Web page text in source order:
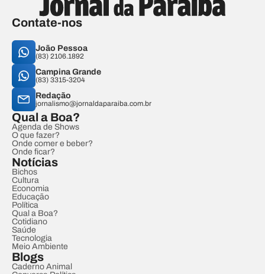
Contate-nos
João Pessoa
(83) 2106.1892
Campina Grande
(83) 3315-3204
Redação
jornalismo@jornaldaparaiba.com.br
Qual a Boa?
Agenda de Shows
O que fazer?
Onde comer e beber?
Onde ficar?
Notícias
Bichos
Cultura
Economia
Educação
Política
Qual a Boa?
Cotidiano
Saúde
Tecnologia
Meio Ambiente
Blogs
Caderno Animal